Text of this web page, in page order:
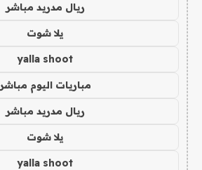
ريال مدريد مباشر
يلا شوت
yalla shoot
مباريات اليوم مباشر
ريال مدريد مباشر
يلا شوت
yalla shoot